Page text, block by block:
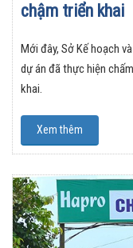
chậm triển khai
Mới đây, Sở Kế hoạch
dự án đã thực hiện
khai.
Xem thêm